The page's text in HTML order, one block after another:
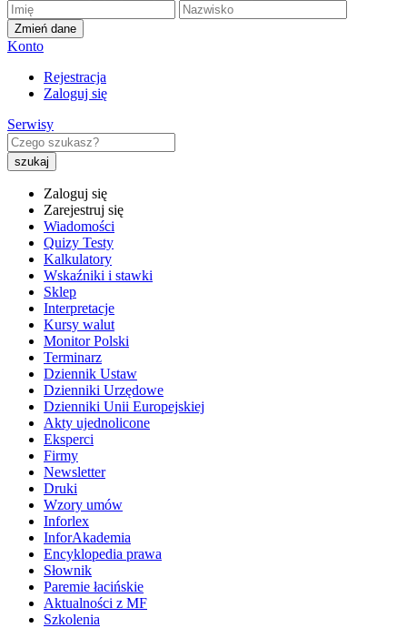
Zmień dane
Konto
Rejestracja
Zaloguj się
Serwisy
Zaloguj się
Zarejestruj się
Wiadomości
Quizy Testy
Kalkulatory
Wskaźniki i stawki
Sklep
Interpretacje
Kursy walut
Monitor Polski
Terminarz
Dziennik Ustaw
Dzienniki Urzędowe
Dzienniki Unii Europejskiej
Akty ujednolicone
Eksperci
Firmy
Newsletter
Druki
Wzory umów
Inforlex
InforAkademia
Encyklopedia prawa
Słownik
Paremie łacińskie
Aktualności z MF
Szkolenia